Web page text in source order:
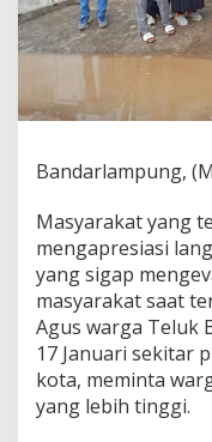
Bandarlampung,
Masyarakat yang
mengapresiasi
yang sigap
masyarakat saat
Agus warga Teluk
17 Januari sekitar
kota, meminta
yang lebih tinggi.